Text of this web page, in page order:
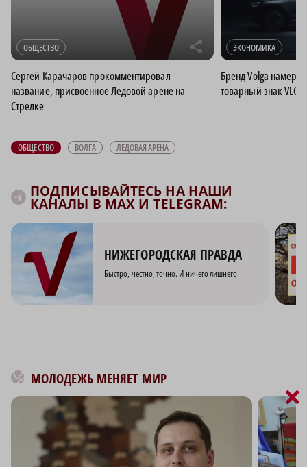
ОБЩЕСТВО r
Сергей Карачаров прокомментировал
название, присвоенное Ледовой арене на
Стрелке
ЭКОНОМИКА
Бренд Volga
товарный знак VLG
ОБЩЕСТВО ВОЛГА ЛЕДОВАЯ АРЕНА
ПОДПИСЫВАЙТЕСЬ НА НАШИ
КАНАЛЫ В MAX И TELEGRAM:
НИЖЕГОРОДСКАЯ ПРАВДА
Быстро, честно, точно. И ничего лишнего
МОЛОДЕЖЬ МЕНЯЕТ МИР
×